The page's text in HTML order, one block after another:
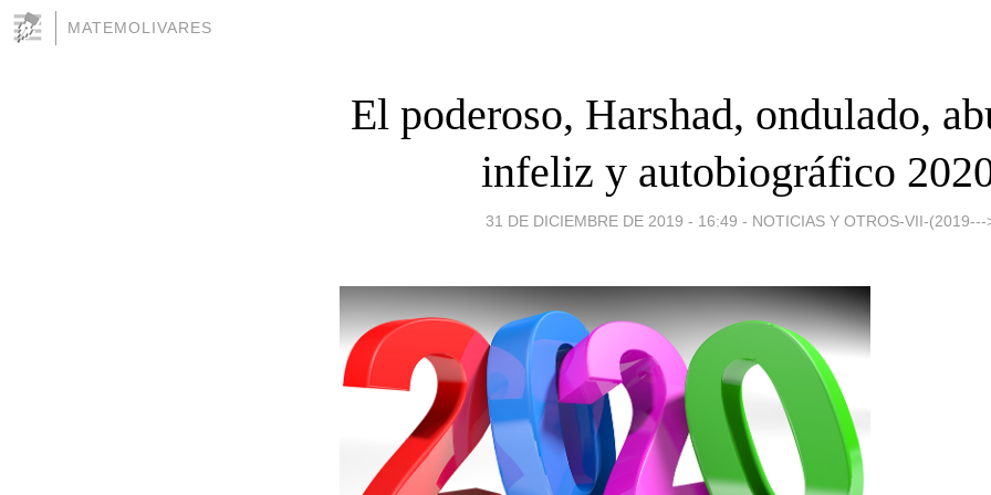
MATEMOLIVARES
El poderoso, Harshad, ondulado,
infeliz y autobiográfico
31 DE DICIEMBRE DE 2019 - 16:49 - NOTICIAS Y OTROS-VII-(2019---